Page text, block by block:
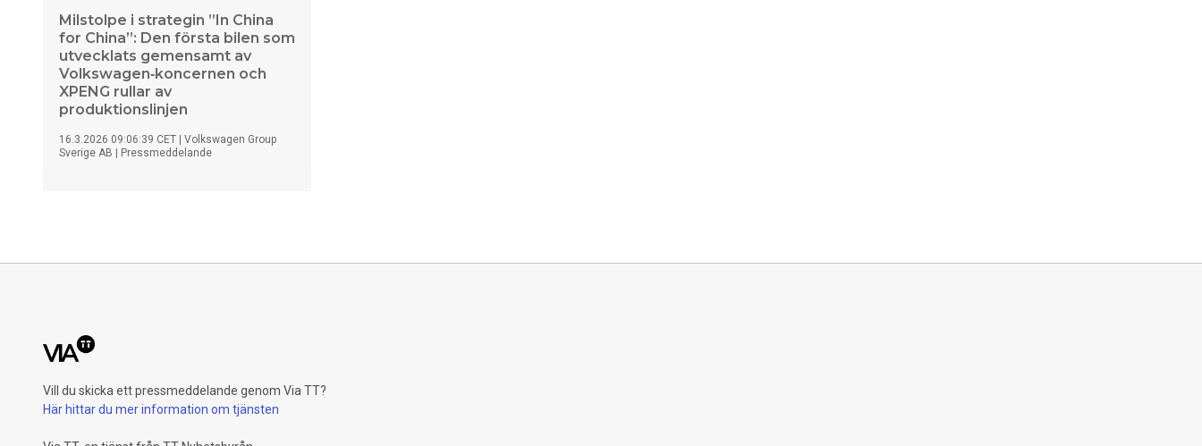
Milstolpe i strategin ”In China
for China”: Den första bilen som
utvecklats gemensamt av
Volkswagen‑koncernen och
XPENG rullar av
produktionslinjen
16.3.2026 09:06:39 CET
Volkswagen Group
Sverige AB
Pressmeddelande
starten på en omfattande satsning på
Vill du skicka ett pressmeddelande genom Via TT?
Här hittar du mer information om tjänsten